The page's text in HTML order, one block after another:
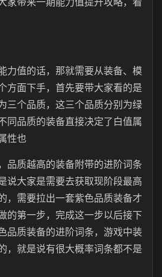
力值的话，那就需要从装备、模
方面下手，首先要带大家看的是
三个品质，这三个品质分别为绿
同品质的装备直接决定了白值属
性也
品质越高的装备附带的进阶词条
说大家是需要去获取现阶段最高
，需要拉出一套紫色品质装备才
的第一步，完成这一步以后接下
品质装备的进阶词条，游戏中装
，就是说有很大概率词条都不是